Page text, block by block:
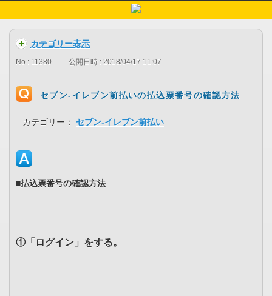
カテゴリー表示
No : 11380 公開日時 : 2018/04/17 11:07
セブン-イレブン前払いの払込票番号の確認方法
カテゴリー： セブン-イレブン前払い
■払込票番号の確認方法
①「ログイン」をする。